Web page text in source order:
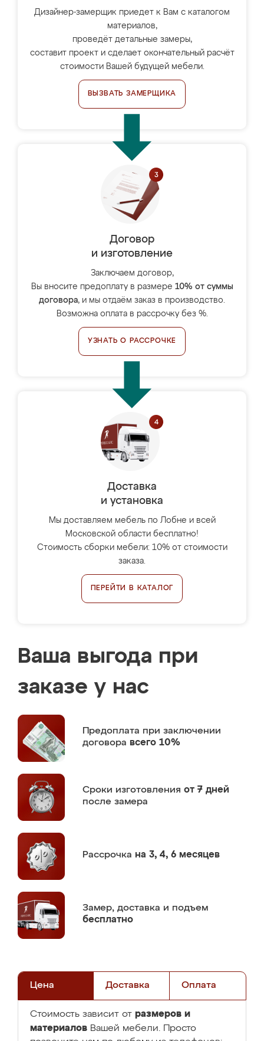
Дизайнер-замерщик приедет к Вам с каталогом
материалов,
проведёт детальные замеры,
составит проект и сделает окончательный расчёт
стоимости Вашей будущей мебели.
ВЫЗВАТЬ ЗАМЕРЩИКА
Договор
и изготовление
Заключаем договор,
Вы вносите предоплату в размере 10% от суммы
договора, и мы отдаём заказ в производство.
Возможна оплата в рассрочку без %.
УЗНАТЬ О РАССРОЧКЕ
Доставка
и установка
Мы доставляем мебель по Лобне и всей
Московской области бесплатно!
Стоимость сборки мебели: 10% от стоимости
заказа.
ПЕРЕЙТИ В КАТАЛОГ
Ваша выгода при
заказе у нас
Предоплата при заключении
договора всего 10%
Сроки изготовления от 7 дней
после замера
Рассрочка на 3, 4, 6 месяцев
Замер, доставка и подъем
бесплатно
Цена Доставка Оплата
Стоимость зависит от размеров и
материалов Вашей мебели. Просто